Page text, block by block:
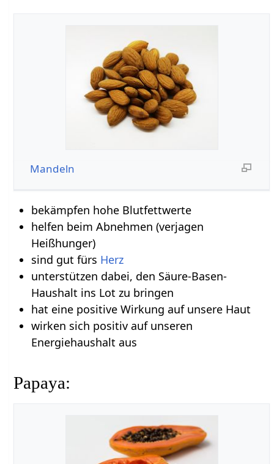
Mandeln
bekämpfen hohe Blutfettwerte
helfen beim Abnehmen (verjagen
Heißhunger)
sind gut fürs Herz
unterstützen dabei, den Säure-Basen-
Haushalt ins Lot zu bringen
hat eine positive Wirkung auf unsere Haut
wirken sich positiv auf unseren
Energiehaushalt aus
Papaya: